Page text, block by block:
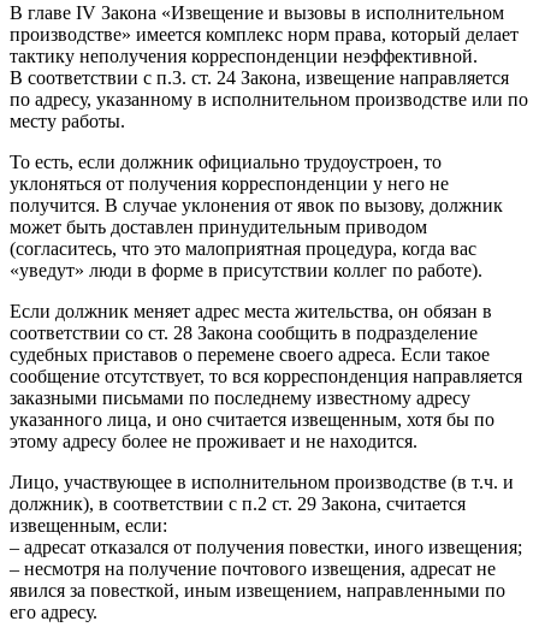
В главе IV Закона «Извещение и вызовы в исполнительном
производстве» имеется комплекс норм права, который делает
тактику неполучения корреспонденции неэффективной.
В соответствии с п.3. ст. 24 Закона, извещение направляется
по адресу, указанному в исполнительном производстве или по
месту работы.
То есть, если должник официально трудоустроен, то
уклоняться от получения корреспонденции у него не
получится. В случае уклонения от явок по вызову, должник
может быть доставлен принудительным приводом
(согласитесь, что это малоприятная процедура, когда вас
«уведут» люди в форме в присутствии коллег по работе).
Если должник меняет адрес места жительства, он обязан в
соответствии со ст. 28 Закона сообщить в подразделение
судебных приставов о перемене своего адреса. Если такое
сообщение отсутствует, то вся корреспонденция направляется
заказными письмами по последнему известному адресу
указанного лица, и оно считается извещенным, хотя бы по
этому адресу более не проживает и не находится.
Лицо, участвующее в исполнительном производстве (в т.ч. и
должник), в соответствии с п.2 ст. 29 Закона, считается
извещенным, если:
– адресат отказался от получения повестки, иного извещения;
– несмотря на получение почтового извещения, адресат не
явился за повесткой, иным извещением, направленными по
его адресу.